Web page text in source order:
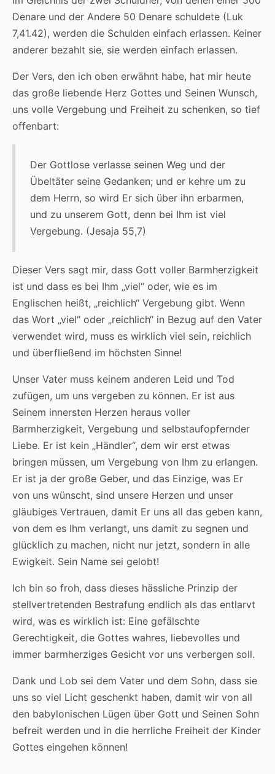
Denare und der Andere 50 Denare schuldete (Luk
7,41.42), werden die Schulden einfach erlassen. Keiner
anderer bezahlt sie, sie werden einfach erlassen.
Der Vers, den ich oben erwähnt habe, hat mir heute
das große liebende Herz Gottes und Seinen Wunsch,
uns volle Vergebung und Freiheit zu schenken, so tief
offenbart:
Der Gottlose verlasse seinen Weg und der
Übeltäter seine Gedanken; und er kehre um zu
dem Herrn, so wird Er sich über ihn erbarmen,
und zu unserem Gott, denn bei Ihm ist viel
Vergebung. (Jesaja 55,7)
Dieser Vers sagt mir, dass Gott voller Barmherzigkeit
ist und dass es bei Ihm „viel“ oder, wie es im
Englischen heißt, „reichlich“ Vergebung gibt. Wenn
das Wort „viel“ oder „reichlich“ in Bezug auf den Vater
verwendet wird, muss es wirklich viel sein, reichlich
und überfließend im höchsten Sinne!
Unser Vater muss keinem anderen Leid und Tod
zufügen, um uns vergeben zu können. Er ist aus
Seinem innersten Herzen heraus voller
Barmherzigkeit, Vergebung und selbstaufopfernder
Liebe. Er ist kein „Händler“, dem wir erst etwas
bringen müssen, um Vergebung von Ihm zu erlangen.
Er ist ja der große Geber, und das Einzige, was Er
von uns wünscht, sind unsere Herzen und unser
gläubiges Vertrauen, damit Er uns all das geben kann,
von dem es Ihm verlangt, uns damit zu segnen und
glücklich zu machen, nicht nur jetzt, sondern in alle
Ewigkeit. Sein Name sei gelobt!
Ich bin so froh, dass dieses hässliche Prinzip der
stellvertretenden Bestrafung endlich als das entlarvt
wird, was es wirklich ist: Eine gefälschte
Gerechtigkeit, die Gottes wahres, liebevolles und
immer barmherziges Gesicht vor uns verbergen soll.
Dank und Lob sei dem Vater und dem Sohn, dass sie
uns so viel Licht geschenkt haben, damit wir von all
den babylonischen Lügen über Gott und Seinen Sohn
befreit werden und in die herrliche Freiheit der Kinder
Gottes eingehen können!